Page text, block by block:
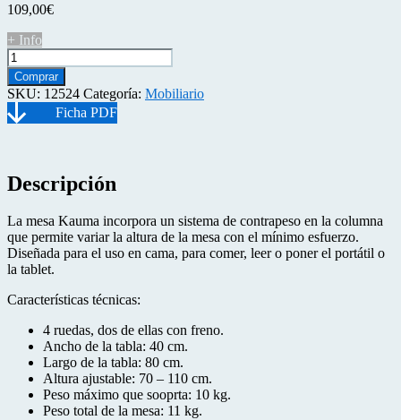
109,00€
+ Info
MESA
CAMA
ALTURA
VARIABLE
cantidad
Comprar
SKU: 12524 Categoría: Mobiliario
Descripción
La mesa Kauma incorpora un sistema de contrapeso en la columna
que permite variar la altura de la mesa con el mínimo esfuerzo.
Diseñada para el uso en cama, para comer, leer o poner el portátil o
la tablet.
Características técnicas:
4 ruedas, dos de ellas con freno.
Ancho de la tabla: 40 cm.
Largo de la tabla: 80 cm.
Altura ajustable: 70 – 110 cm.
Peso máximo que sooprta: 10 kg.
Peso total de la mesa: 11 kg.